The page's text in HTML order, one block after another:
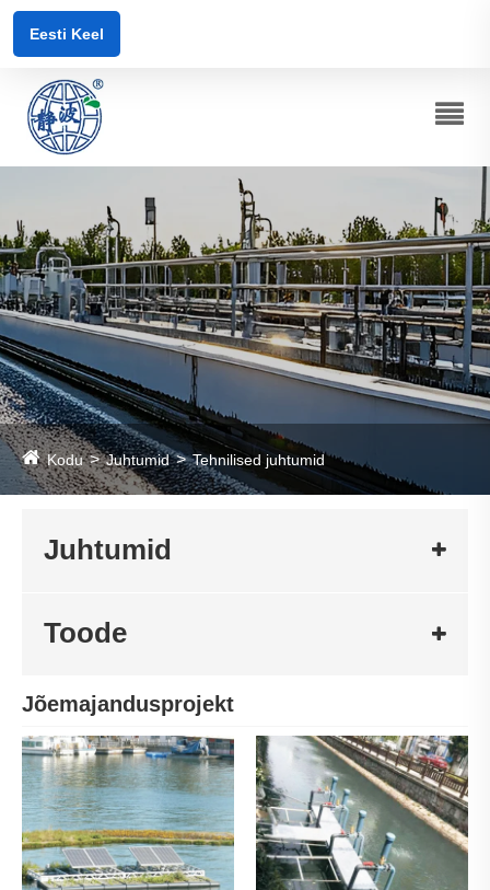
Eesti Keel
Kodu Juhtumid Tehnilised juhtumid
Juhtumid
Toode
Jõemajandusprojekt